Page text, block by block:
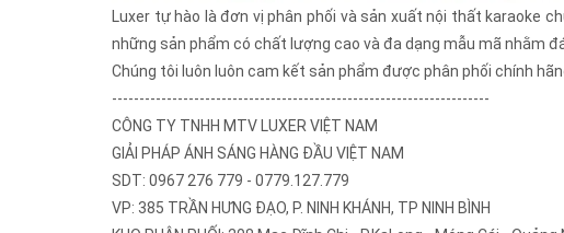
Luxer tự hào là đơn vị phân phối và sản xuất nội thất karaoke
những sản phẩm có chất lượng cao và đa dạng mẫu mã nhằm
Chúng tôi luôn luôn cam kết sản phẩm được phân phối chính
---------------------------------------------------------------------
CÔNG TY TNHH MTV LUXER VIỆT NAM
GIẢI PHÁP ÁNH SÁNG HÀNG ĐẦU VIỆT NAM
SDT: 0967 276 779 - 0779.127.779
VP: 385 TRẦN HƯNG ĐẠO, P. NINH KHÁNH, TP NINH BÌNH